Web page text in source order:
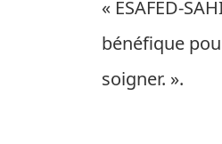
« ESAFED-
bénéfique
soigner. ».